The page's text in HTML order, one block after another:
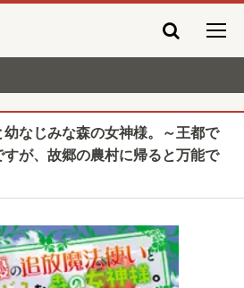
なじみな森の女神様。～王都で
が、故郷の農村に帰ると万能で